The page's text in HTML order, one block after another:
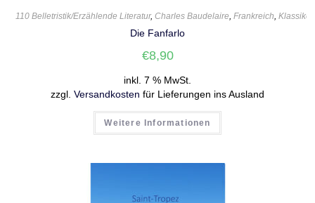
110 Belletristik/Erzählende Literatur,Charles Baudelaire,Frankreich,Klassiker
Die Fanfarlo
€8,90
inkl. 7 % MwSt.
zzgl. Versandkosten für Lieferungen ins Ausland
Weitere Informationen